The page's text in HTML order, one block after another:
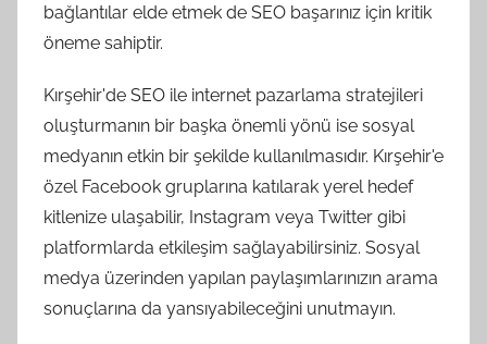
bağlantılar elde etmek de SEO başarınız için kritik
öneme sahiptir.
Kırşehir'de SEO ile internet pazarlama stratejileri
oluşturmanın bir başka önemli yönü ise sosyal
medyanın etkin bir şekilde kullanılmasıdır. Kırşehir'e
özel Facebook gruplarına katılarak yerel hedef
kitlenize ulaşabilir, Instagram veya Twitter gibi
platformlarda etkileşim sağlayabilirsiniz. Sosyal
medya üzerinden yapılan paylaşımlarınızın arama
sonuçlarına da yansıyabileceğini unutmayın.